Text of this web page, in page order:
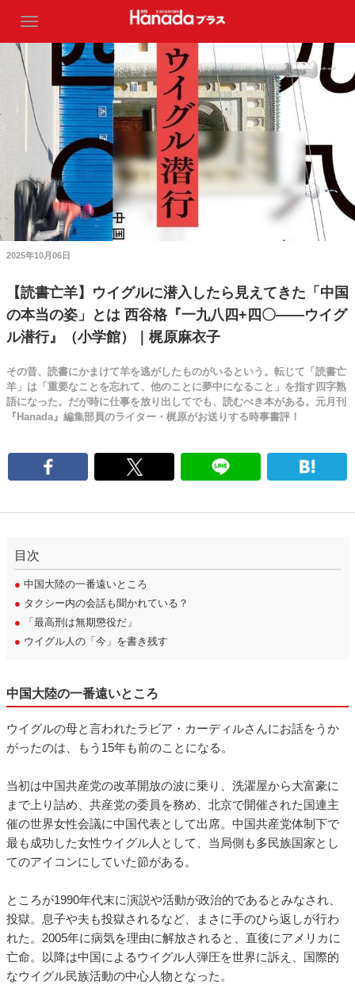
2025年10月06日
【読書亡羊】ウイグルに潜入したら見えてきた「中国
の本当の姿」とは 西谷格『一九八四+四〇――ウイグ
ル潜行』（小学館）｜梶原麻衣子
その昔、読書にかまけて羊を逃がしたものがいるという。転じて「読書亡
羊」は「重要なことを忘れて、他のことに夢中になること」を指す四字熟
語になった。だが時に仕事を放り出してでも、読むべき本がある。元月刊
『Hanada』編集部員のライター・梶原がお送りする時事書評！
目次
● 中国大陸の一番遠いところ
● タクシー内の会話も聞かれている？
● 「最高刑は無期懲役だ」
● ウイグル人の「今」を書き残す
中国大陸の一番遠いところ
ウイグルの母と言われたラビア・カーディルさんにお話をうか
がったのは、もう15年も前のことになる。
当初は中国共産党の改革開放の波に乗り、洗濯屋から大富豪に
まで上り詰め、共産党の委員を務め、北京で開催された国連主
催の世界女性会議に中国代表として出席。中国共産党体制下で
最も成功した女性ウイグル人として、当局側も多民族国家とし
てのアイコンにしていた節がある。
ところが1990年代末に演説や活動が政治的であるとみなされ、
投獄。息子や夫も投獄されるなど、まさに手のひら返しが行わ
れた。2005年に病気を理由に解放されると、直後にアメリカに
亡命。以降は中国によるウイグル人弾圧を世界に訴え、国際的
なウイグル民族活動の中心人物となった。